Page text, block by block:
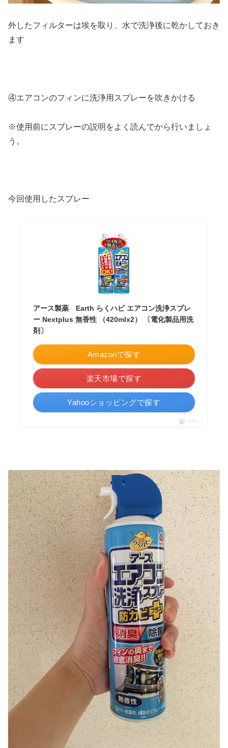
外したフィルターは埃を取り、水で洗浄後に乾かしておき
ます
④エアコンのフィンに洗浄用スプレーを吹きかける
※使用前にスプレーの説明をよく読んでから行いましょ
う。
今回使用したスプレー
アース製薬 Earth らくハピ エアコン洗浄スプレ
ー Nextplus 無香性 （420mlx2） 〔電化製品用洗
剤〕
Amazonで探す
楽天市場で探す
Yahooショッピングで探す
ポチップ